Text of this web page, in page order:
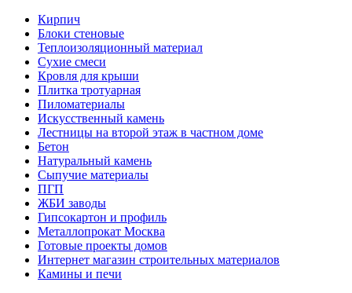
Кирпич
Блоки стеновые
Теплоизоляционный материал
Сухие смеси
Кровля для крыши
Плитка тротуарная
Пиломатериалы
Искусственный камень
Лестницы на второй этаж в частном доме
Бетон
Натуральный камень
Сыпучие материалы
ПГП
ЖБИ заводы
Гипсокартон и профиль
Металлопрокат Москва
Готовые проекты домов
Интернет магазин строительных материалов
Камины и печи